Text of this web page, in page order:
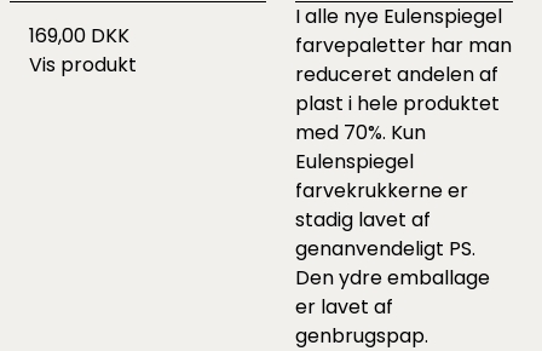
169,00 DKK
Vis produkt
I alle nye Eulenspiegel
farvepaletter har man
reduceret andelen af
plast i hele produktet
med 70%. Kun
Eulenspiegel
farvekrukkerne er
stadig lavet af
genanvendeligt PS.
Den ydre emballage
er lavet af
genbrugspap.